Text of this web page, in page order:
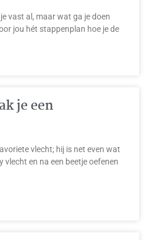
vast al, maar wat ga je doen
jou hét stappenplan hoe je de
je een
vlecht; hij is net even wat
vlecht en na een beetje oefenen